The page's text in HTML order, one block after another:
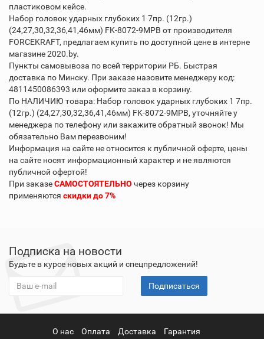
пластиковом кейсе.
Набор головок ударных глубоких 1 7пр. (12гр.)
(24,27,30,32,36,41,46мм) FK-8072-9MPB от производителя
FORCEKRAFT, предлагаем купить по доступной цене в интерне
магазине 2020.by.
Пункты самовывоза по всей территории РБ. Быстрая
доставка по Минску. При заказе назовите менеджеру код:
4811450086393 или оформите заказ в корзину.
По НАЛИЧИЮ товара: Набор головок ударных глубоких 1 7пр.
(12гр.) (24,27,30,32,36,41,46мм) FK-8072-9MPB, уточняйте у
менеджера по телефону или закажите обратный звонок! Мы
обязательно Вам перезвоним!
Информация на сайте не относится к публичной оферте, цены
на сайте носят информационный характер и не являются
публичной офертой!
При заказеСАМОСТОЯТЕЛЬНО через корзину
применяются скидки до 7%
Подписка на новости
Будьте в курсе новых акций и спецпредложений!
Подписаться
О нас Оплата Доставка Гарантия